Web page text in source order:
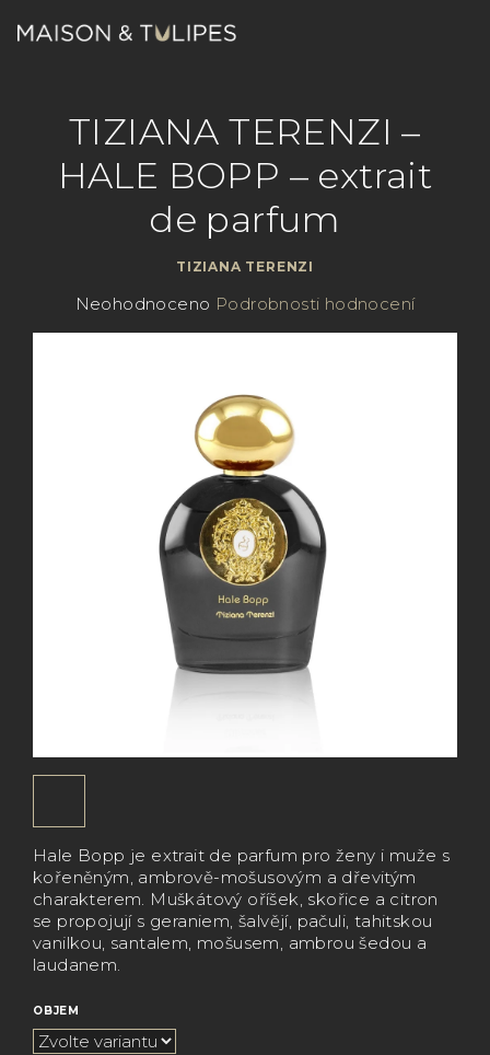
na
košík
Hale Bopp je extrait de parfum pro ženy i muže s
kořeněným, ambrově-mošusovým a dřevitým
charakterem. Muškátový oříšek, skořice a citron
se propojují s geraniem, šalvějí, pačuli, tahitskou
vanilkou, santalem, mošusem, ambrou šedou a
laudanem.
OBJEM
TIZIANA TERENZI –
HALE BOPP – extrait
de parfum
TIZIANA TERENZI
Průměrné
Neohodnoceno Podrobnosti hodnocení